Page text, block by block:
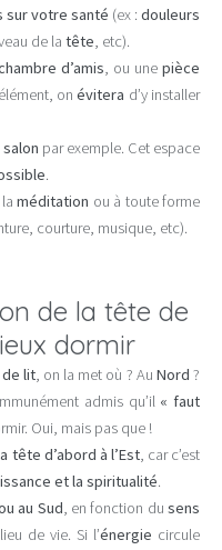
sur votre santé (ex :douleurs
de la tête, etc).
d’amis, ou unepièce
onévitera d’y installer
salon par exemple. Cet espace
.
laméditation ou à toute forme
courture, musique, etc).
de la tête de
dormir
lit, on la met où ? Au Nord ?
admis qu’il « faut
Oui, mais pas que !
tête d’abord à l’Est, car c’est
et la spiritualité.
au Sud, en fonction dusens
de vie. Si l’énergie circule